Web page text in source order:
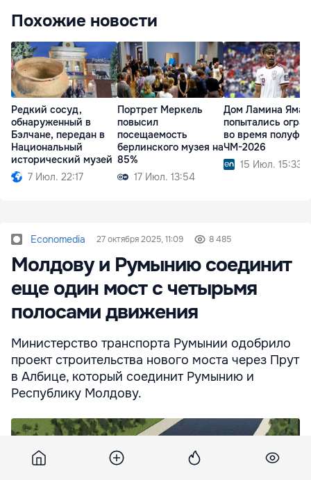
Похожие новости
Редкий сосуд,
обнаруженный в
Бэлчане, передан в
Национальный
исторический музей
7 Июл. 22:17
Портрет Меркель
повысил
посещаемость
берлинского музея на
85%
17 Июл. 13:54
Дом Ламина
попытались
во время
ЧМ-2026
15 Июл. 15:33
Economedia 27 октября 2025, 11:09 8 485
Молдову и Румынию соединит
еще один мост с четырьмя
полосами движения
Министерство транспорта Румынии одобрило
проект строительства нового моста через Прут
в Албице, который соединит Румынию и
Республику Молдову.